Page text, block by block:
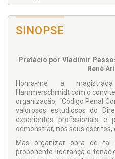
SINOPSE
Prefácio por Vladimir
René
Honra-me a
Hammerschmidt com o
organização, “Código Penal
valorosos estudiosos do
experientes profissionais e
demonstrar, nos seus escritos,
Mas organizar obra de
proponente liderança e